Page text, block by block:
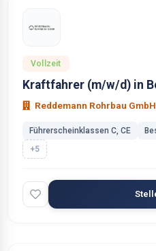
Vollzeit
Kraftfahrer (m/w/d) in
Reddemann Rohrbau GmbH
Führerscheinklassen C, CE
+5